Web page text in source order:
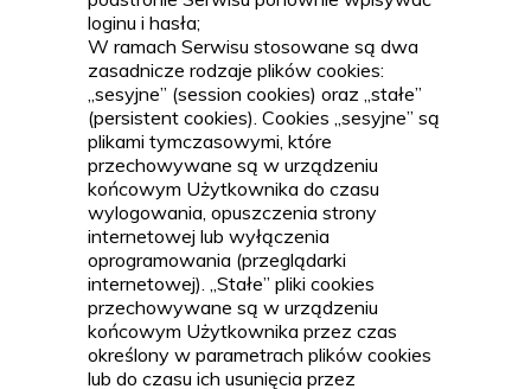
loginu i hasła;
W ramach Serwisu stosowane są dwa
zasadnicze rodzaje plików cookies:
„sesyjne” (session cookies) oraz „stałe”
(persistent cookies). Cookies „sesyjne” są
plikami tymczasowymi, które
przechowywane są w urządzeniu
końcowym Użytkownika do czasu
wylogowania, opuszczenia strony
internetowej lub wyłączenia
oprogramowania (przeglądarki
internetowej). „Stałe” pliki cookies
przechowywane są w urządzeniu
końcowym Użytkownika przez czas
określony w parametrach plików cookies
lub do czasu ich usunięcia przez